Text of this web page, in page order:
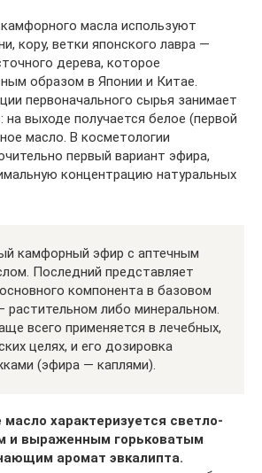
масла используют
кору, ветки японского лавра —
дерева, которое
образом в Японии и Китае.
первоначального сырья занимает
на выходе получается белое (первой
масло. В косметологии
первый вариант эфира,
концентрацию натуральных
камфорный эфир с аптечным
Последний представляет
компонента в базовом
либо минеральном.
всего применяется в лечебных,
целях, и его дозировка
(эфира — каплями).
характеризуется светло-
и выраженным горьковатым
аромат эвкалипта.